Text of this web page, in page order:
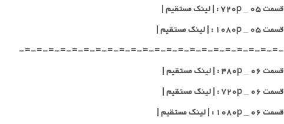
قسمت ۰۵ _ ۷۲۰p : | لینک مستقیم |
قسمت ۰۵ _ ۱۰۸۰p : | لینک مستقیم |
-=-=-=-=-=-=-=-=-=-=-=-=-=-=-=-=-=-=-=-=-=-=-
قسمت ۰۶ _ ۴۸۰p : | لینک مستقیم |
قسمت ۰۶ _ ۷۲۰p : | لینک مستقیم |
قسمت ۰۶ _ ۱۰۸۰p : | لینک مستقیم |